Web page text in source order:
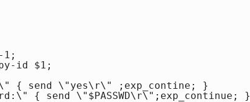
1;
id $1;
{ send \"yes\r\" ;exp_contine; }
{ send \"$PASSWD\r\";exp_continue; }